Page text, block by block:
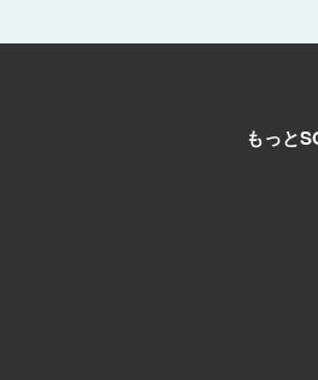
もっと